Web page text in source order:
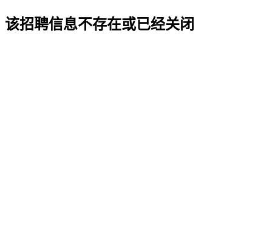
该招聘信息不存在或已经关闭